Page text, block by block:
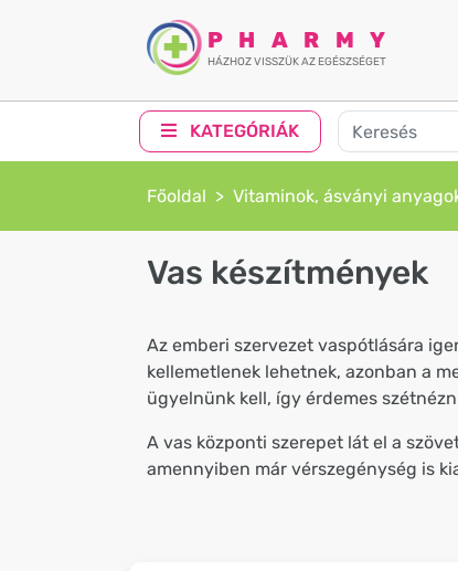
PHARMY
HÁZHOZ VISSZÜK AZ EGÉSZSÉGET
KATEGÓRIÁK
Főoldal Vitaminok, ásványi
Vas készítmények
Az emberi szervezet vaspótlására
kellemetlenek lehetnek, azonban a
ügyelnünk kell, így érdemes
A vas központi szerepet lát el a
amennyiben már vérszegénység is